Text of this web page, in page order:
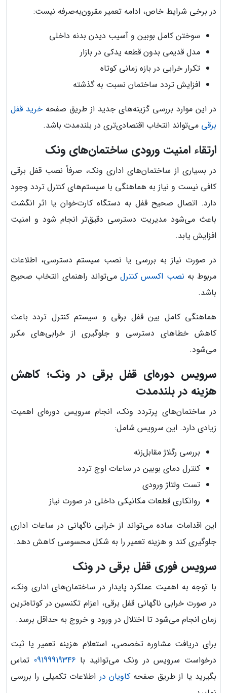
در برخی شرایط خاص، ادامه تعمیر مقرون‌به‌صرفه نیست:
سوختن کامل بوبین و آسیب دیدن بدنه داخلی
مدل قدیمی بدون قطعه یدکی در بازار
تکرار خرابی در بازه زمانی کوتاه
افزایش تردد ساختمان نسبت به گذشته
در این موارد بررسی گزینه‌های جدید از طریق صفحه خرید قفل
برقی می‌تواند انتخاب اقتصادی‌تری در بلندمدت باشد.
ارتقاء امنیت ورودی ساختمان‌های ونک
در بسیاری از ساختمان‌های اداری ونک، صرفاً نصب قفل برقی
کافی نیست و نیاز به هماهنگی با سیستم‌های کنترل تردد وجود
دارد. اتصال صحیح قفل به دستگاه کارت‌خوان یا اثر انگشت
باعث می‌شود مدیریت دسترسی دقیق‌تر انجام شود و امنیت
افزایش یابد.
در صورت نیاز به بررسی یا نصب سیستم دسترسی، اطلاعات
مربوط به نصب اکسس کنترل می‌تواند راهنمای انتخاب صحیح
باشد.
هماهنگی کامل بین قفل برقی و سیستم کنترل تردد باعث
کاهش خطاهای دسترسی و جلوگیری از خرابی‌های مکرر
می‌شود.
سرویس دوره‌ای قفل برقی در ونک؛ کاهش
هزینه در بلندمدت
در ساختمان‌های پرتردد ونک، انجام سرویس دوره‌ای اهمیت
زیادی دارد. این سرویس شامل:
بررسی رگلاژ مقابل‌زنه
کنترل دمای بوبین در ساعات اوج تردد
تست ولتاژ ورودی
روانکاری قطعات مکانیکی داخلی در صورت نیاز
این اقدامات ساده می‌تواند از خرابی ناگهانی در ساعات اداری
جلوگیری کند و هزینه تعمیر را به شکل محسوسی کاهش دهد.
سرویس فوری قفل برقی در ونک
با توجه به اهمیت عملکرد پایدار در ساختمان‌های اداری ونک،
در صورت خرابی ناگهانی قفل برقی، اعزام تکنسین در کوتاه‌ترین
زمان انجام می‌شود تا اختلال در ورود و خروج به حداقل برسد.
برای دریافت مشاوره تخصصی، استعلام هزینه تعمیر یا ثبت
درخواست سرویس در ونک می‌توانید با 09199919346 تماس
بگیرید یا از طریق صفحه کاویان در اطلاعات تکمیلی را بررسی